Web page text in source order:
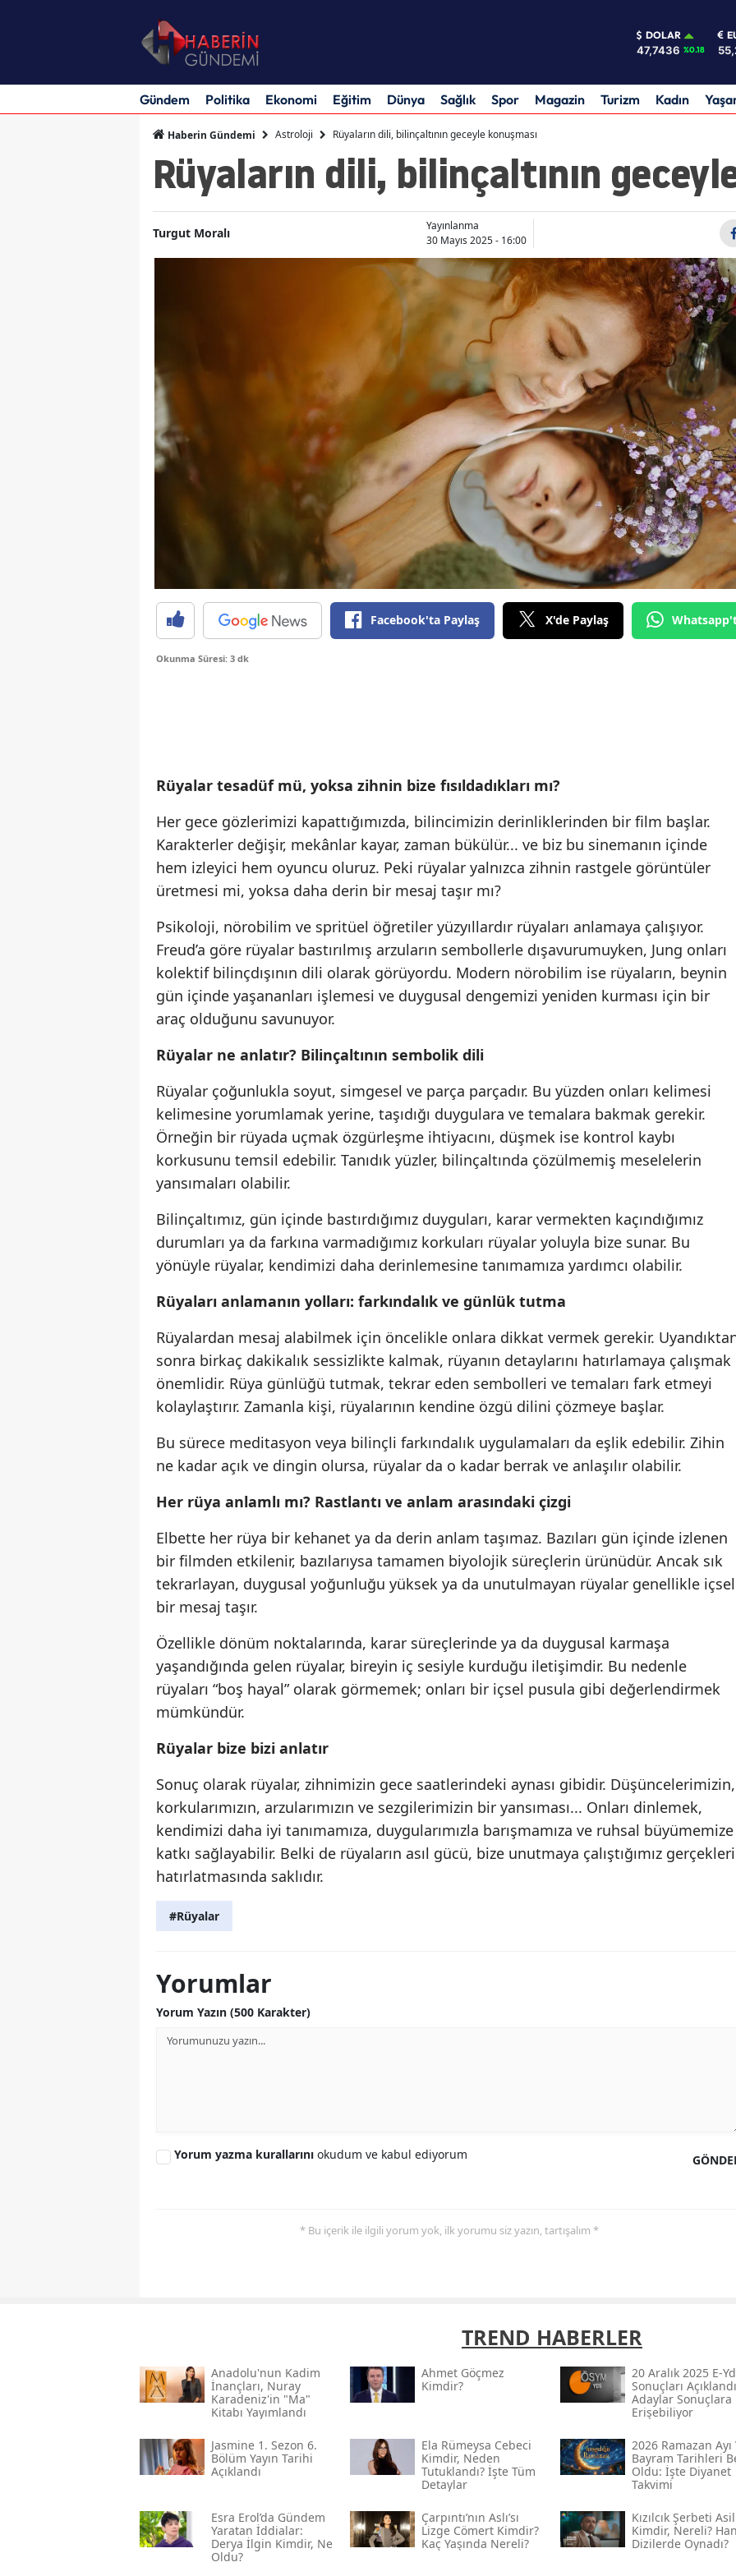
DOLAR
47,7436 %0.18
Gündem Politika Ekonomi Eğitim Dünya Sağlık Spor Magazin Turizm Kadın
Haberin Gündemi Astroloji Rüyaların dili, bilinçaltının geceyle konuşması
Rüyaların dili, bilinçaltının
Turgut Moralı
Yayınlanma
30 Mayıs 2025 - 16:00
Facebook'ta Paylaş X'de Paylaş
Okunma Süresi: 3 dk
Rüyalar tesadüf mü, yoksa zihnin bize fısıldadıkları mı?
Her gece gözlerimizi kapattığımızda, bilincimizin derinliklerinden bir film başlar.
Karakterler değişir, mekânlar kayar, zaman bükülür... ve biz bu sinemanın içinde
hem izleyici hem oyuncu oluruz. Peki rüyalar yalnızca zihnin rastgele görüntüler
üretmesi mi, yoksa daha derin bir mesaj taşır mı?
Psikoloji, nörobilim ve spritüel öğretiler yüzyıllardır rüyaları anlamaya çalışıyor.
Freud’a göre rüyalar bastırılmış arzuların sembollerle dışavurumuyken, Jung onları
kolektif bilinçdışının dili olarak görüyordu. Modern nörobilim ise rüyaların, beynin
gün içinde yaşananları işlemesi ve duygusal dengemizi yeniden kurması için bir
araç olduğunu savunuyor.
Rüyalar ne anlatır? Bilinçaltının sembolik dili
Rüyalar çoğunlukla soyut, simgesel ve parça parçadır. Bu yüzden onları kelimesi
kelimesine yorumlamak yerine, taşıdığı duygulara ve temalara bakmak gerekir.
Örneğin bir rüyada uçmak özgürleşme ihtiyacını, düşmek ise kontrol kaybı
korkusunu temsil edebilir. Tanıdık yüzler, bilinçaltında çözülmemiş meselelerin
yansımaları olabilir.
Bilinçaltımız, gün içinde bastırdığımız duyguları, karar vermekten kaçındığımız
durumları ya da farkına varmadığımız korkuları rüyalar yoluyla bize sunar. Bu
yönüyle rüyalar, kendimizi daha derinlemesine tanımamıza yardımcı olabilir.
Rüyaları anlamanın yolları: farkındalık ve günlük tutma
Rüyalardan mesaj alabilmek için öncelikle onlara dikkat vermek gerekir.
sonra birkaç dakikalık sessizlikte kalmak, rüyanın detaylarını hatırlamaya çalışmak
önemlidir. Rüya günlüğü tutmak, tekrar eden sembolleri ve temaları fark etmeyi
kolaylaştırır. Zamanla kişi, rüyalarının kendine özgü dilini çözmeye başlar.
Bu sürece meditasyon veya bilinçli farkındalık uygulamaları da eşlik edebilir. Zihin
ne kadar açık ve dingin olursa, rüyalar da o kadar berrak ve anlaşılır olabilir.
Her rüya anlamlı mı? Rastlantı ve anlam arasındaki çizgi
Elbette her rüya bir kehanet ya da derin anlam taşımaz. Bazıları gün içinde izlenen
bir filmden etkilenir, bazılarıysa tamamen biyolojik süreçlerin ürünüdür. Ancak sık
tekrarlayan, duygusal yoğunluğu yüksek ya da unutulmayan rüyalar genellikle içsel
bir mesaj taşır.
Özellikle dönüm noktalarında, karar süreçlerinde ya da duygusal karmaşa
yaşandığında gelen rüyalar, bireyin iç sesiyle kurduğu iletişimdir. Bu nedenle
rüyaları “boş hayal” olarak görmemek; onları bir içsel pusula gibi değerlendirmek
mümkündür.
Rüyalar bize bizi anlatır
Sonuç olarak rüyalar, zihnimizin gece saatlerindeki aynası gibidir. Düşüncelerimizin,
korkularımızın, arzularımızın ve sezgilerimizin bir yansıması... Onları dinlemek,
kendimizi daha iyi tanımamıza, duygularımızla barışmamıza ve ruhsal büyümemize
katkı sağlayabilir. Belki de rüyaların asıl gücü, bize unutmaya çalıştığımız gerçekleri
hatırlatmasında saklıdır.
#Rüyalar
Yorumlar
Yorum Yazın (500 Karakter)
Yorum yazma kurallarını okudum ve kabul ediyorum
* Bu içerik ile ilgili yorum yok, ilk yorumu siz yazın, tartışalım *
TREND HABERLER
Anadolu'nun Kadim
İnançları, Nuray
Karadeniz'in "ma"
Kitabı Yayımlandı
Ahmet Göçmez
Kimdir?
20 Aralık 2025 E-
Sonuçları
Adaylar Sonuçlara
Erişebiliyor
Jasmine 1. Sezon 6.
Bölüm Yayın Tarihi
Açıklandı
Ela Rümeysa Cebeci
Kimdir, Neden
Tutuklandı? İşte Tüm
Detaylar
2026 Ramazan Ayı
Bayram Tarihleri
Oldu: İşte Diyanet
Takvimi
Esra Erol’da Gündem
Yaratan İddialar:
Derya İlgin Kimdir, Ne
Oldu?
Çarpıntı’nın Aslı’sı
Lizge Cömert Kimdir?
Kaç Yaşında Nereli?
Kızılcık Şerbeti Asil
Kimdir, Nereli?
Dizilerde Oynadı?